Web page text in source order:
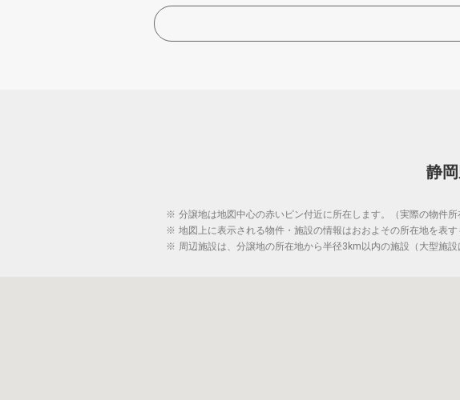
静
※ 分譲地は地図中心の赤いピン付近に所在します。（実際の物件所
※ 地図上に表示される物件・施設の情報はおおよその所在地を表
※ 周辺施設は、分譲地の所在地から半径3km以内の施設（大型施